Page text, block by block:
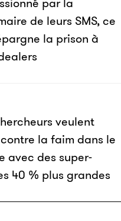
de leurs SMS, ce
la prison à
veulent
la faim dans le
avec des super-
40 % plus grandes